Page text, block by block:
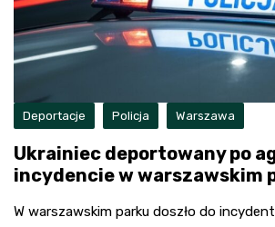
Deportacje Policja Warszawa
Ukrainiec deportowany po
incydencie w warszawskim
W warszawskim parku doszło do